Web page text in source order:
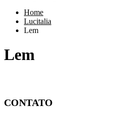
Home
Lucitalia
Lem
Lem
CONTATO